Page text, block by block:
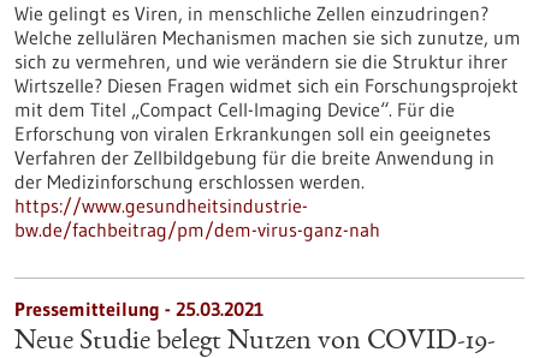
Wie gelingt es Viren, in menschliche Zellen einzudringen?
Welche zellulären Mechanismen machen sie sich zunutze, um
sich zu vermehren, und wie verändern sie die Struktur ihrer
Wirtszelle? Diesen Fragen widmet sich ein Forschungsprojekt
mit dem Titel „Compact Cell-Imaging Device“. Für die
Erforschung von viralen Erkrankungen soll ein geeignetes
Verfahren der Zellbildgebung für die breite Anwendung in
der Medizinforschung erschlossen werden.
https://www.gesundheitsindustrie-
bw.de/fachbeitrag/pm/dem-virus-ganz-nah
Pressemitteilung - 25.03.2021
Neue Studie belegt Nutzen von COVID-19-